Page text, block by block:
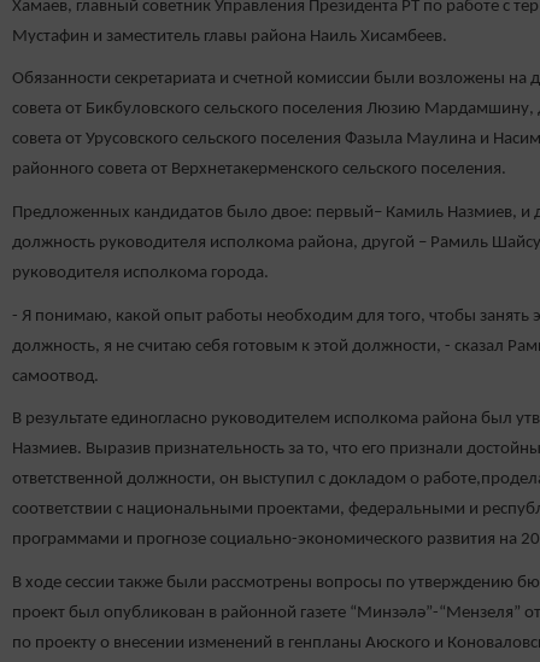
Хамаев, главный советник Управления Президента РТ по работе с
Мустафин и заместитель главы района Наиль Хисамбеев.
Обязанности секретариата и счетной комиссии были возложены на
совета от Бикбуловского сельского поселения Люзию Мардамшину,
совета от Урусовского сельского поселения Фазыла Маулина и
районного совета от Верхнетакерменского сельского поселения.
Предложенных кандидатов было двое: первый– Камиль Назмиев, и
должность руководителя исполкома района, другой – Рамиль
руководителя исполкома города.
- Я понимаю, какой опыт работы необходим для того, чтобы занять
должность, я не считаю себя готовым к этой должности, - сказал
самоотвод.
В результате единогласно руководителем исполкома района был
Назмиев. Выразив признательность за то, что его признали
ответственной должности, он выступил с докладом о
соответствии с национальными проектами, федеральными и
программами и прогнозе социально-экономического развития на
В ходе сессии также были рассмотрены вопросы по утверждению
проект был опубликован в районной газете “Минзәлә”-“Мензеля”
по проекту о внесении изменений в генпланы Аюского и